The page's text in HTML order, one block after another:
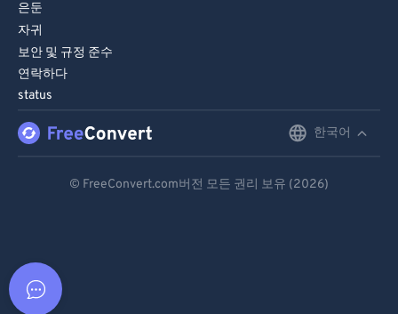
은둔
자귀
보안 및 규정 준수
연락하다
status
한국어
© FreeConvert.com버전 모든 권리 보유 (2026)